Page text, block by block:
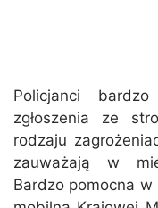
Policjanci
zgłoszenia ze
rodzaju
zauważają w
Bardzo pomocna